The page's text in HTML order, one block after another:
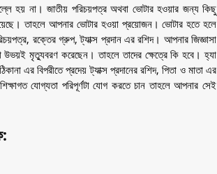
হয় না। জাতীয় পরিচয়পত্র অথবা ভোটার হওয়ার জন্য কিছু
তাহলে আপনার ভোটার হওয়া প্রয়োজন। ভোটার হতে হলে
রক্তের গ্রুপ, ট্যাক্স প্রদান এর রশিদ। আপনার জিজ্ঞাসা
মৃত্যুবরণ করেছেন। তাহলে তাদের ক্ষেত্রে কি হবে। হ্যা
এর বিপরীতে প্রদেয় ট্যাক্স প্রদানের রশিদ, পিতা ও মাতা এর
যোগ্যতা পরিপূর্ণটা যোগ করতে চান তাহলে আপনার সেই